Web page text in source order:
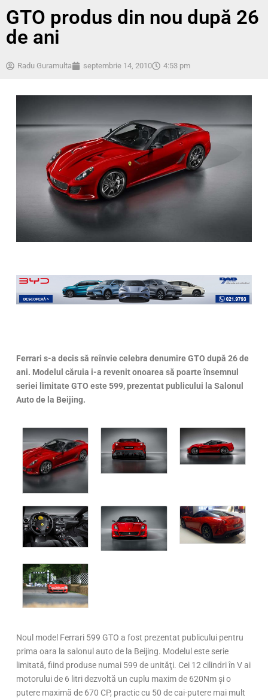
GTO produs din nou după 26
de ani
Radu Guramulta septembrie 14, 2010 4:53 pm
Ferrari s-a decis să reînvie celebra denumire GTO după 26 de
ani. Modelul căruia i-a revenit onoarea să poarte însemnul
seriei limitate GTO este 599, prezentat publicului la Salonul
Auto de la Beijing.
Noul model Ferrari 599 GTO a fost prezentat publicului pentru
prima oara la salonul auto de la Beijing. Modelul este serie
limitată, fiind produse numai 599 de unităţi. Cei 12 cilindri în V ai
motorului de 6 litri dezvoltă un cuplu maxim de 620Nm și o
putere maximă de 670 CP, practic cu 50 de cai-putere mai mult